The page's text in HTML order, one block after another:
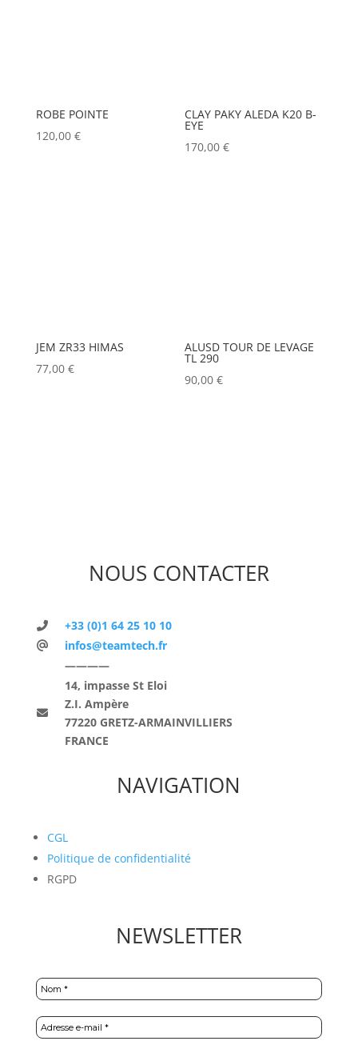
ROBE POINTE
120,00 €
CLAY PAKY ALEDA K20 B-
EYE
170,00€
JEM ZR33 HIMAS
77,00 €
ALUSD TOUR DE LEVAGE
TL 290
90,00€
NOUS CONTACTER
+33 (0)1 64 25 10 10
infos@teamtech.fr
————
14, impasse St Eloi
Z.I. Ampère
77220 GRETZ-ARMAINVILLIERS
FRANCE
NAVIGATION
CGL
Politique de confidentialité
RGPD
NEWSLETTER